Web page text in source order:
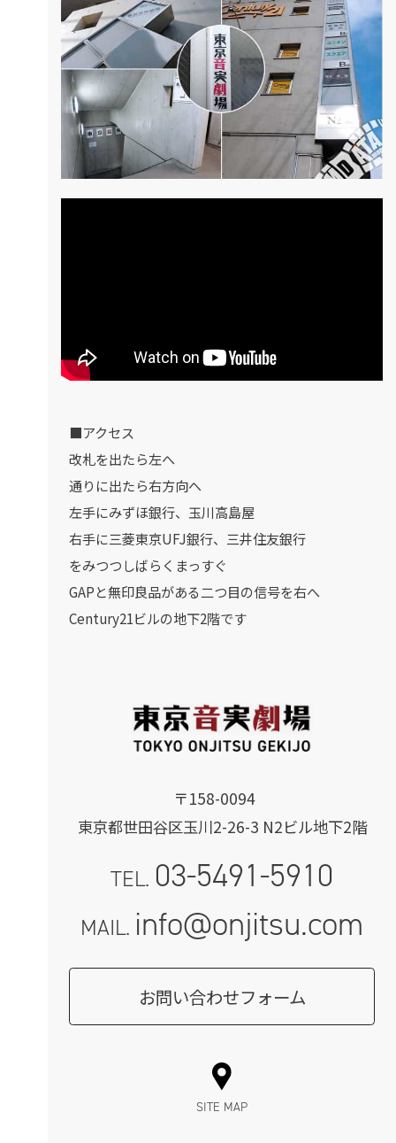
〒158-0094
東京都世田谷区玉川2-26-3 N2ビル地下2階
TEL. 03-5491-5910
MAIL. info@onjitsu.com
お問い合わせフォーム
■アクセス
改札を出たら左へ
通りに出たら右方向へ
左手にみずほ銀行、玉川高島屋
右手に三菱東京UFJ銀行、三井住友銀行
をみつつしばらくまっすぐ
GAPと無印良品がある二つ目の信号を右へ
Century21ビルの地下2階です
SITE MAP